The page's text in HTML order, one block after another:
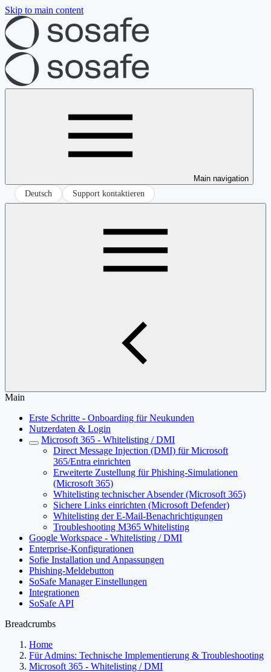
Skip to main content
Main navigation
Deutsch
Support kontaktieren
Main
Erste Schritte - Onboarding für Neukunden
Nutzerdaten & Login
Microsoft 365 - Whitelisting / DMI
Direct Message Injection (DMI) für Microsoft
365/Entra einrichten
Erweiterte Zustellung für Phishing-Simulationen
(Microsoft 365)
Whitelisting technischer Absender (Microsoft 365)
Sichere Links einrichten (Microsoft Defender)
Whitelisting der E-Mail-Benachrichtigungen
Troubleshooting M365 Whitelisting
Google Workspace - Whitelisting / DMI
Enterprise-Konfigurationen
Sofie Installation und Anpassungen
Phishing-Meldebutton
SoSafe Manager Einstellungen
Integrationen
SoSafe API
Breadcrumbs
Home
Für Admins: Technische Implementierung & Troubleshooting
Microsoft 365 - Whitelisting / DMI